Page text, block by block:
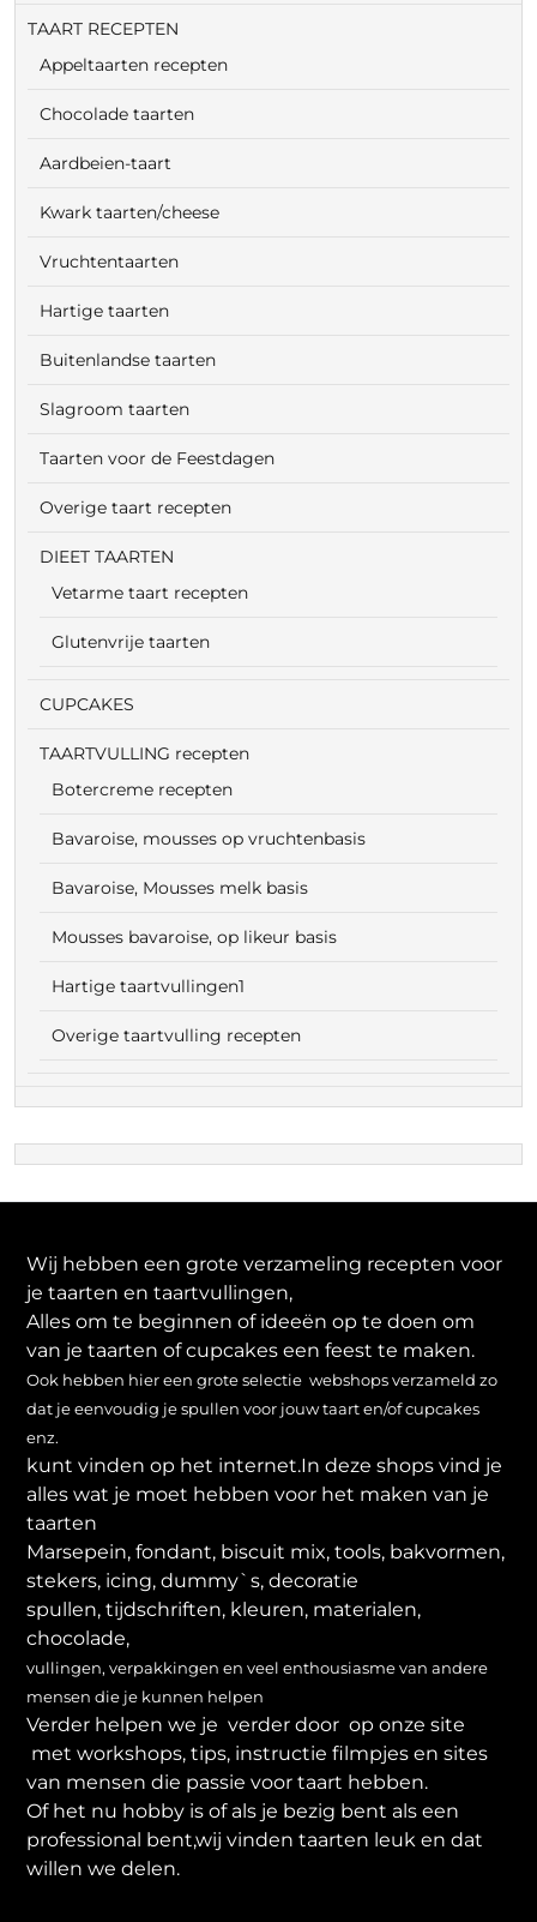
TAART RECEPTEN
Appeltaarten recepten
Chocolade taarten
Aardbeien-taart
Kwark taarten/cheese
Vruchtentaarten
Hartige taarten
Buitenlandse taarten
Slagroom taarten
Taarten voor de Feestdagen
Overige taart recepten
DIEET TAARTEN
Vetarme taart recepten
Glutenvrije taarten
CUPCAKES
TAARTVULLING recepten
Botercreme recepten
Bavaroise, mousses op vruchtenbasis
Bavaroise, Mousses melk basis
Mousses bavaroise, op likeur basis
Hartige taartvullingen1
Overige taartvulling recepten
Wij hebben een grote verzameling recepten voor
je taarten en taartvullingen,
Alles om te beginnen of ideeën op te doen om
van je taarten of cupcakes een feest te maken.
Ook hebben hier een grote selectie webshops verzameld zo
dat je eenvoudig je spullen voor jouw taart en/of cupcakes
enz.
kunt vinden op het internet.In deze shops vind je
alles wat je moet hebben voor het maken van je
taarten
Marsepein, fondant, biscuit mix, tools, bakvormen,
stekers, icing, dummy`s, decoratie
spullen, tijdschriften, kleuren, materialen,
chocolade,
vullingen, verpakkingen en veel enthousiasme van andere
mensen die je kunnen helpen
Verder helpen we je verder door op onze site
met workshops, tips, instructie filmpjes en sites
van mensen die passie voor taart hebben.
Of het nu hobby is of als je bezig bent als een
professional bent,wij vinden taarten leuk en dat
willen we delen.